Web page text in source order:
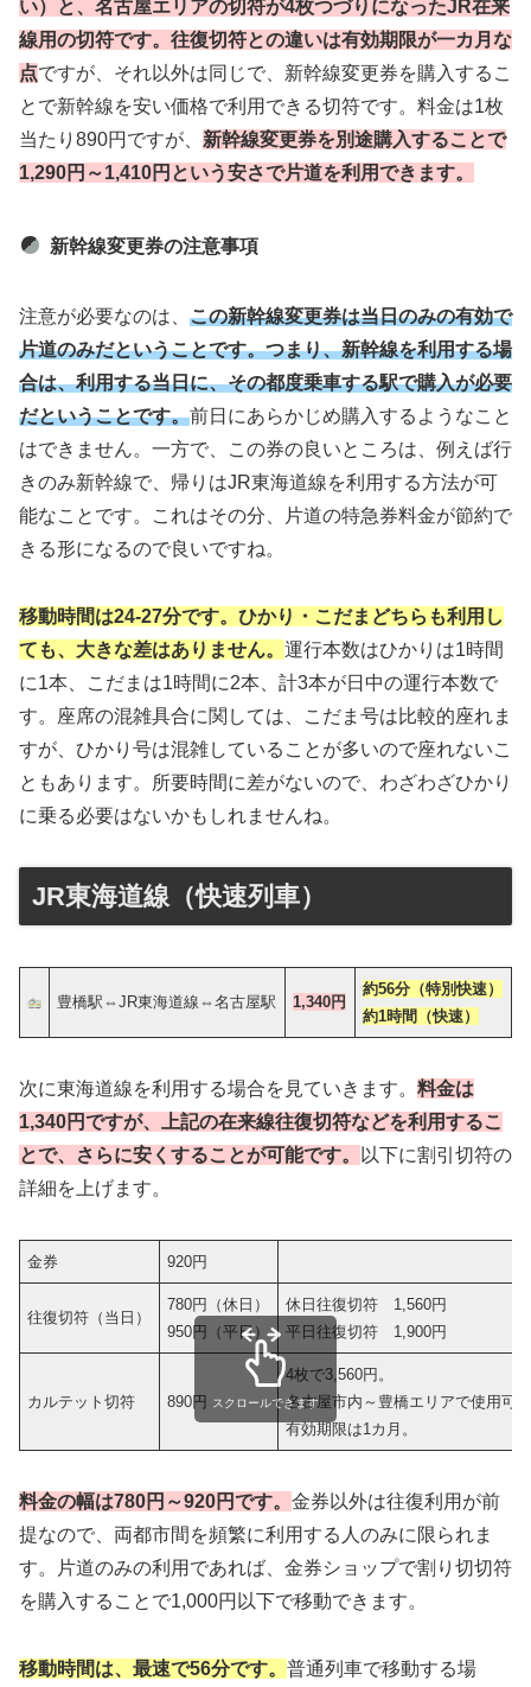
い）と、名古屋エリアの切符が4枚つづりになったJR在来
線用の切符です。往復切符との違いは有効期限が一カ月な
点ですが、それ以外は同じで、新幹線変更券を購入するこ
とで新幹線を安い価格で利用できる切符です。料金は1枚
当たり890円ですが、 新幹線変更券を別途購入することで
1,290円～1,410円という安さで片道を利用できます。
新幹線変更券の注意事項
注意が必要なのは、 この新幹線変更券は当日のみの有効で
片道のみだということです。つまり、新幹線を利用する場
合は、利用する当日に、その都度乗車する駅で購入が必要
だということです。前日にあらかじめ購入するようなこと
はできません。一方で、この券の良いところは、例えば行
きのみ新幹線で、帰りはJR東海道線を利用する方法が可
能なことです。これはその分、片道の特急券料金が節約で
きる形になるので良いですね。
移動時間は24-27分です。ひかり・こだまどちらも利用し
ても、大きな差はありません。 運行本数はひかりは1時間
に1本、こだまは1時間に2本、計3本が日中の運行本数で
す。座席の混雑具合に関しては、こだま号は比較的座れま
すが、ひかり号は混雑していることが多いので座れないこ
ともあります。所要時間に差がないので、わざわざひかり
に乗る必要はないかもしれませんね。
JR東海道線（快速列車）
豊橋駅⇔JR東海道線⇔名古屋駅 1,340円
約56分（特別快速）
約1時間（快速）
次に東海道線を利用する場合を見ていきます。 料金は
1,340円ですが、上記の在来線往復切符などを利用するこ
とで、さらに安くすることが可能です。
以下に割引切符の
詳細を上げます。
金券 920円
往復切符（当日）
780円（休日）
950円（平日）
休日往復切符 1,560円
平日往復切符 1,900円
カルテット切符 890円
4枚で3,560円。
名古屋市内～豊橋エリアで使用可
有効期限は1カ月。
スクロールできます
料金の幅は780円～920円です。 金券以外は往復利用が前
提なので、両都市間を頻繁に利用する人のみに限られま
す。片道のみの利用であれば、金券ショップで割り切切符
を購入することで1,000円以下で移動できます。
移動時間は、最速で56分です。 普通列車で移動する場